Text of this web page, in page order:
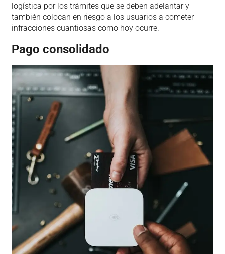
logística por los trámites que se deben adelantar y
también colocan en riesgo a los usuarios a cometer
infracciones cuantiosas como hoy ocurre.
Pago consolidado